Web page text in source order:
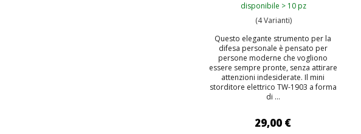
disponibile > 10 pz
(4 Varianti)
Questo elegante strumento per la
difesa personale è pensato per
persone moderne che vogliono
essere sempre pronte, senza attirare
attenzioni indesiderate. Il mini
storditore elettrico TW-1903 a forma
di ...
29,00 €